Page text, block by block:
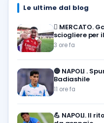
Le ultime dal blog
🪎 MERCATO.
sciogliere per
3 ore fa
🔵 NAPOLI .
Badiashile
11 ore fa
💪 NAPOLI. Il